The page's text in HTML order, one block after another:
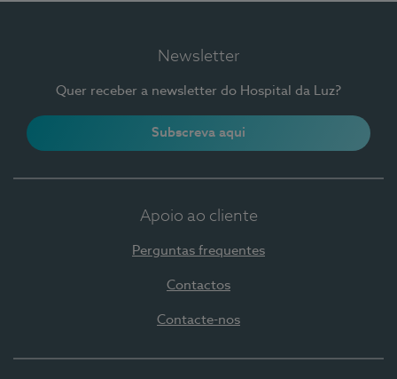
Newsletter
Quer receber a newsletter do Hospital da Luz?
Subscreva aqui
Apoio ao cliente
Perguntas frequentes
Contactos
Contacte-nos